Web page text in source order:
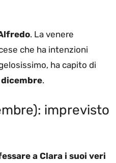
. La venere
che ha intenzioni
ha capito di
.
imprevisto
a Clara i suoi veri